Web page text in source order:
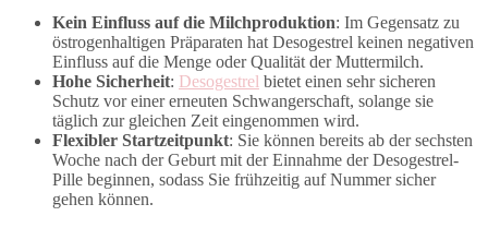
Kein Einfluss auf die Milchproduktion: Im Gegensatz zu
östrogenhaltigen Präparaten hat Desogestrel keinen negativen
Einfluss auf die Menge oder Qualität der Muttermilch.
Hohe Sicherheit: Desogestrel bietet einen sehr sicheren
Schutz vor einer erneuten Schwangerschaft, solange sie
täglich zur gleichen Zeit eingenommen wird.
Flexibler Startzeitpunkt: Sie können bereits ab der sechsten
Woche nach der Geburt mit der Einnahme der Desogestrel-
Pille beginnen, sodass Sie frühzeitig auf Nummer sicher
gehen können.